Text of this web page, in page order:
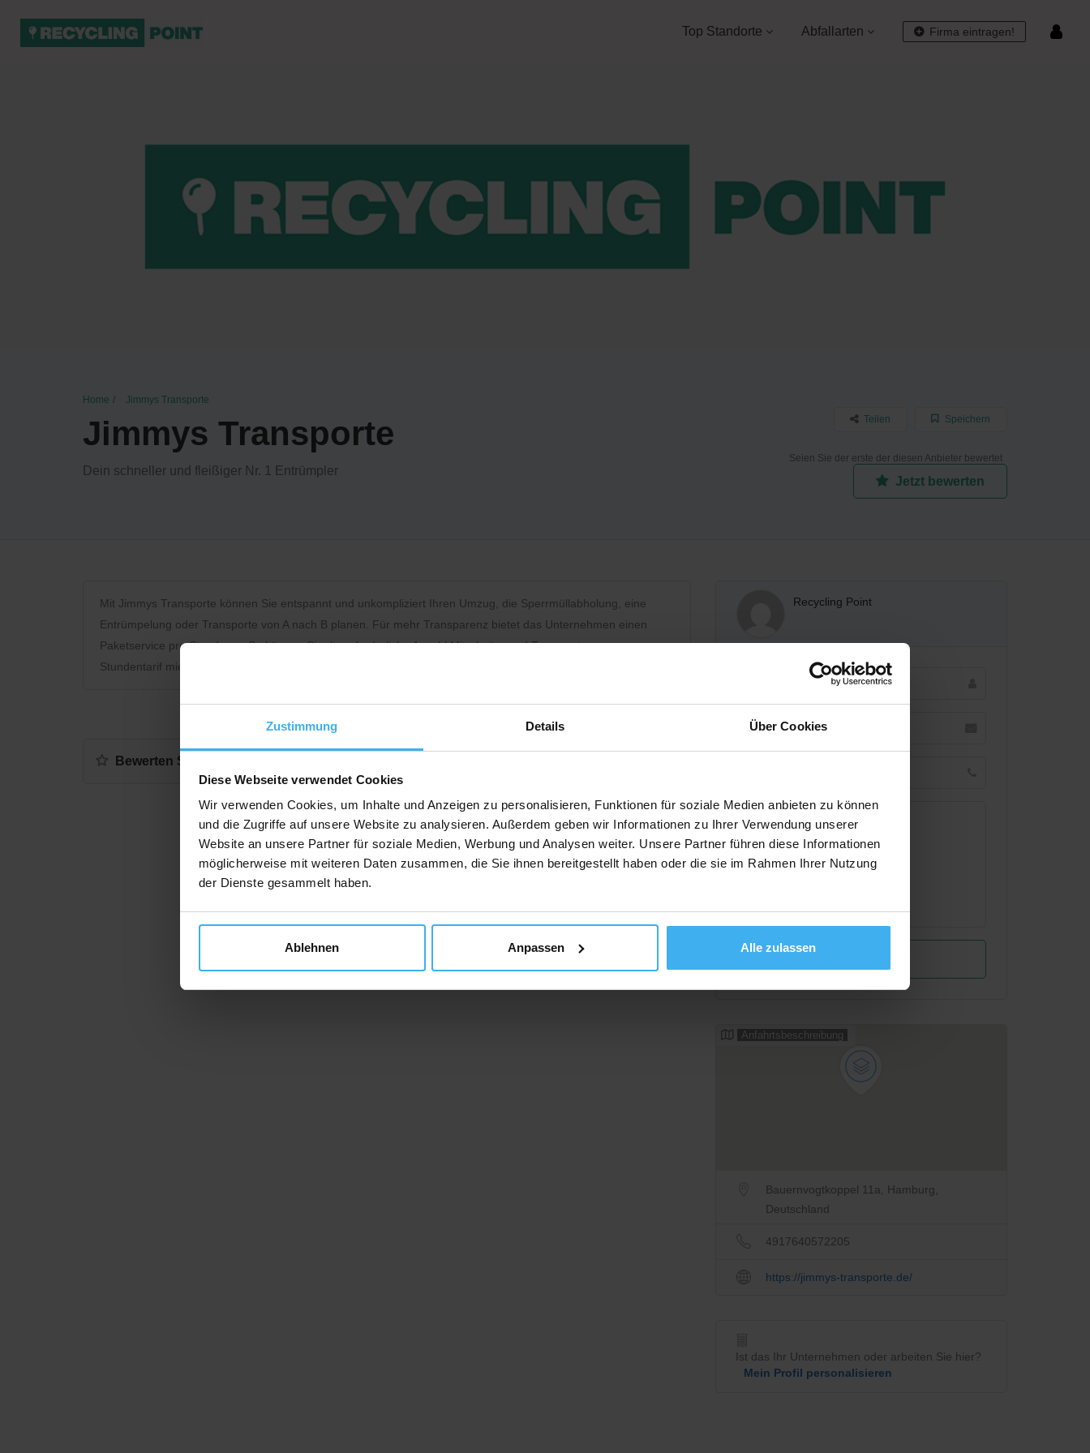
Zustimmung Details Über Cookies
Diese Webseite verwendet Cookies
Wir verwenden Cookies, um Inhalte und Anzeigen zu personalisieren, Funktionen für soziale Medien anbieten zu können
und die Zugriffe auf unsere Website zu analysieren. Außerdem geben wir Informationen zu Ihrer Verwendung unserer
Website an unsere Partner für soziale Medien, Werbung und Analysen weiter. Unsere Partner führen diese Informationen
möglicherweise mit weiteren Daten zusammen, die Sie ihnen bereitgestellt haben oder die sie im Rahmen Ihrer Nutzung
der Dienste gesammelt haben.
Ablehnen Anpassen Alle zulassen
Firma eintragen!
Top Standorte Abfallarten
Home Jimmys Transporte
Jimmys Transporte
Dein schneller und fleißiger Nr. 1 Entrümpler
Speichern
Teilen
Seien Sie der erste der diesen Anbieter bewertet
Jetzt bewerten
Mit Jimmys Transporte können Sie entspannt und unkompliziert Ihren Umzug, die Sperrmüllabholung, eine
Entrümpelung oder Transporte von A nach B planen. Für mehr Transparenz bietet das Unternehmen einen
Paketservice pro Stunde an. So können Sie die erforderliche Anzahl Mitarbeiter und Transporter zum
Stundentarif mieten. Besichtigungstermine vorab finden für Sie ganz unverbindlich und kostenfrei statt.
Bewerten Sie uns
Recycling Point
Anfahrtsbeschreibung
Bauernvogtkoppel 11a, Hamburg,
Deutschland
4917640572205
https://jimmys-transporte.de/
Ist das Ihr Unternehmen oder arbeiten Sie hier?
Mein Profil personalisieren